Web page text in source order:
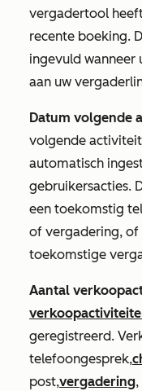
vergadertool
recente boeking.
ingevuld
aan uw
Datum volgende
volgende
automatisch
gebruikersacties.
een toekomstig
of vergadering, of
toekomstige
Aantal
geregistreerd.
telefoongesprek,
post,vergadering